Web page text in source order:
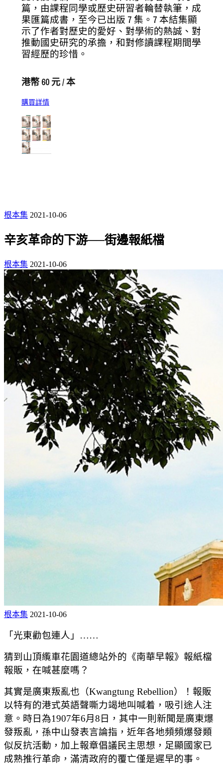
篇，由課程同學或歷史研習者輪替執筆，成
果匯篇成書，至今已出版 7 集。7 本結集顯
示了作者對歷史的愛好、對學術的熱誠、對
推動國史研究的承擔，和對修讀課程期間學
習經歷的珍惜。
港幣 60 元 / 本
購買詳情
根本集 2021-10-06
辛亥革命的下游──街邊報紙檔
根本集 2021-10-06
根本集 2021-10-06
「光東勸包連人」……
猜到山頂䌫車花園道總站外的《南華早報》報紙檔
報販，在喊甚麼嗎？
其實是廣東叛亂也（Kwangtung Rebellion）！報販
以特有的港式英語聲嘶力竭地叫喊着，吸引途人注
意。時日為1907年6月8日，其中一則新聞是廣東爆
發叛亂，孫中山發表言論指，近年各地頻頻爆發類
似反抗活動，加上報章倡議民主思想，足顯國家已
成熟推行革命，滿清政府的覆亡僅是遲早的事。